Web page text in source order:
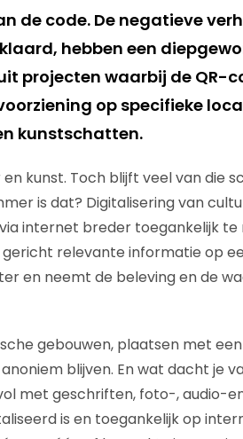
de code. De negatieve
hebben een
projecten waarbij de QR-
op specifieke
kunstschatten.
kunst. Toch blijft veel van die
is dat? Digitalisering van
internet breder toegankelijk te
relevante informatie op
en neemt de beleving en de
gebouwen, plaatsen met
blijven. En wat dacht je
met geschriften, foto-, audio-
is en toegankelijk op